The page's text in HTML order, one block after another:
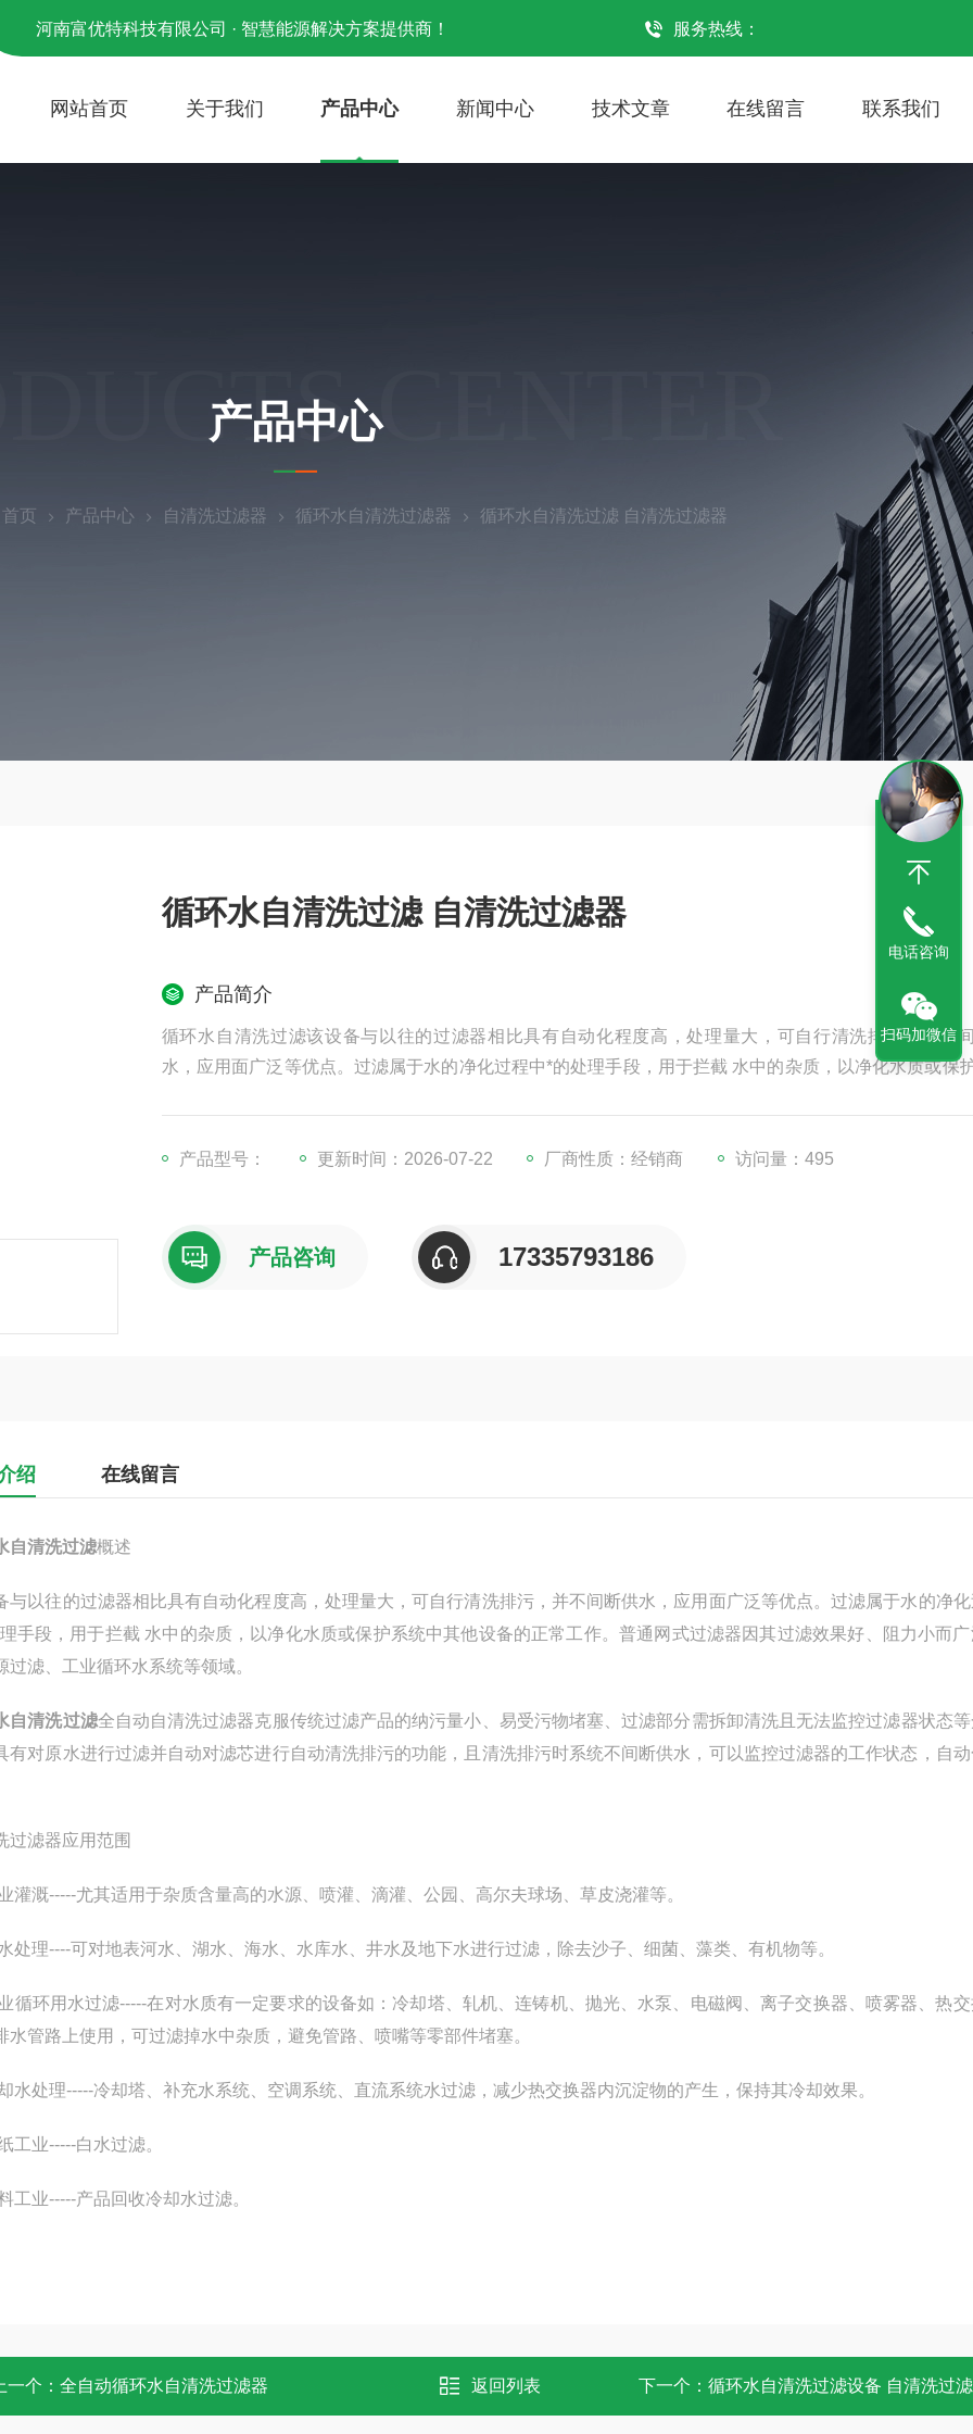
河南富优特科技有限公司 · 智慧能源解决方案提供商！ 服务热线：
网站首页 关于我们 产品中心 新闻中心 技术文章 在线留言 联系我们
CENTER
产品中心
首页 产品中心 自清洗过滤器 循环水自清洗过滤器 循环水自清洗过滤 自清洗过滤器
循环水自清洗过滤 自清洗过滤器
产品简介
循环水自清洗过滤该设备与以往的过滤器相比具有自动化程度高，处理量大，可自行清洗排污，并不
水，应用面广泛等优点。过滤属于水的净化过程中*的处理手段，用于拦截 水中的杂质，以净化水质或保
产品型号：
更新时间：2026-07-22 厂商性质：经销商 访问量：495
产品咨询 17335793186
绍 在线留言
自清洗过滤概述
与以往的过滤器相比具有自动化程度高，处理量大，可自行清洗排污，并不间断供水，应用面广泛等优点。过滤属于水的净
手段，用于拦截 水中的杂质，以净化水质或保护系统中其他设备的正常工作。普通网式过滤器因其过滤效果好、阻力小而
过滤、工业循环水系统等领域。
自清洗过滤全自动自清洗过滤器克服传统过滤产品的纳污量小、易受污物堵塞、过滤部分需拆卸清洗且无法监控过滤器状态
有对原水进行过滤并自动对滤芯进行自动清洗排污的功能，且清洗排污时系统不间断供水，可以监控过滤器的工作状态，自
过滤器应用范围
灌溉-----尤其适用于杂质含量高的水源、喷灌、滴灌、公园、高尔夫球场、草皮浇灌等。
处理----可对地表河水、湖水、海水、水库水、井水及地下水进行过滤，除去沙子、细菌、藻类、有机物等。
循环用水过滤-----在对水质有一定要求的设备如：冷却塔、轧机、连铸机、抛光、水泵、电磁阀、离子交换器、喷雾器、热
水管路上使用，可过滤掉水中杂质，避免管路、喷嘴等零部件堵塞。
水处理-----冷却塔、补充水系统、空调系统、直流系统水过滤，减少热交换器内沉淀物的产生，保持其冷却效果。
工业-----白水过滤。
工业-----产品回收冷却水过滤。
一个： 全自动循环水自清洗过滤器 返回列表 下一个： 循环水自清洗过滤设备 自清洗过
电话咨询
扫码加微信